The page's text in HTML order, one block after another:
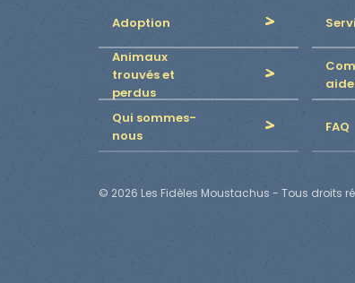
Adoption
Animaux
trouvés et
perdus
Qui sommes-
nous
FAQ
© 2026 Les Fidèles Moustachus - Tous droits